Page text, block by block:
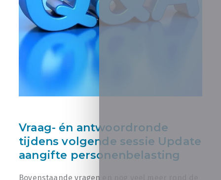
Vraag- én antwoordronde
tijdens volgende sessie Update
aangifte personenbelasting
Bovenstaande vragen en nog veel meer rond de